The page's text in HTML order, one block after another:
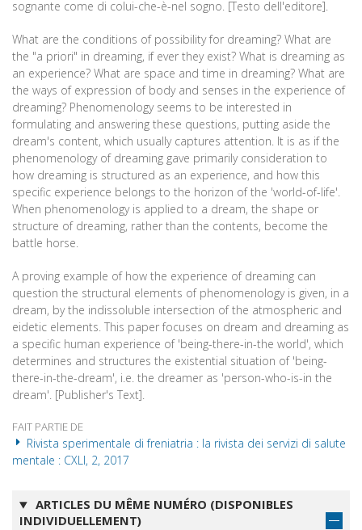
sognante come di colui-che-è-nel sogno. [Testo dell'editore].
What are the conditions of possibility for dreaming? What are
the "a priori" in dreaming, if ever they exist? What is dreaming as
an experience? What are space and time in dreaming? What are
the ways of expression of body and senses in the experience of
dreaming? Phenomenology seems to be interested in
formulating and answering these questions, putting aside the
dream's content, which usually captures attention. It is as if the
phenomenology of dreaming gave primarily consideration to
how dreaming is structured as an experience, and how this
specific experience belongs to the horizon of the 'world-of-life'.
When phenomenology is applied to a dream, the shape or
structure of dreaming, rather than the contents, become the
battle horse.
A proving example of how the experience of dreaming can
question the structural elements of phenomenology is given, in a
dream, by the indissoluble intersection of the atmospheric and
eidetic elements. This paper focuses on dream and dreaming as
a specific human experience of 'being-there-in-the world', which
determines and structures the existential situation of 'being-
there-in-the-dream', i.e. the dreamer as 'person-who-is-in the
dream'. [Publisher's Text].
FAIT PARTIE DE
Rivista sperimentale di freniatria : la rivista dei servizi di salute
mentale : CXLI, 2, 2017
ARTICLES DU MÊME NUMÉRO (DISPONIBLES
INDIVIDUELLEMENT)